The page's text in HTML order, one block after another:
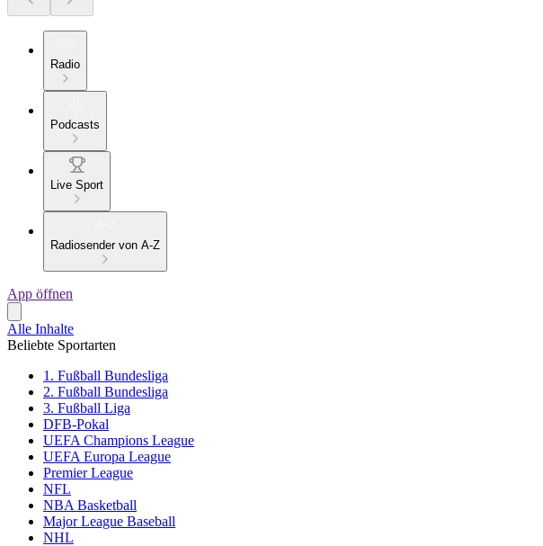
Radio
Podcasts
Live Sport
Radiosender von A-Z
App öffnen
Alle Inhalte
Beliebte Sportarten
1. Fußball Bundesliga
2. Fußball Bundesliga
3. Fußball Liga
DFB-Pokal
UEFA Champions League
UEFA Europa League
Premier League
NFL
NBA Basketball
Major League Baseball
NHL